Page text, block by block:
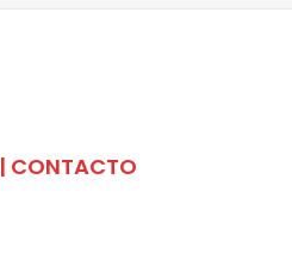
| CONTACTO